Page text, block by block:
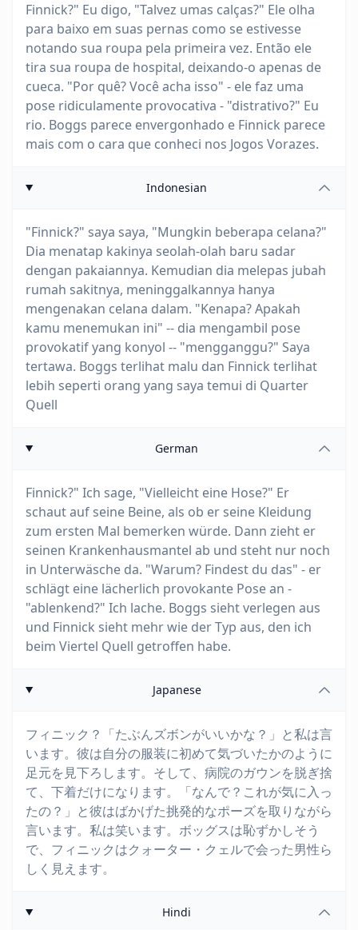
Finnick?" Eu digo, "Talvez umas calças?" Ele olha
para baixo em suas pernas como se estivesse
notando sua roupa pela primeira vez. Então ele
tira sua roupa de hospital, deixando-o apenas de
cueca. "Por quê? Você acha isso" - ele faz uma
pose ridiculamente provocativa - "distrativo?" Eu
rio. Boggs parece envergonhado e Finnick parece
mais com o cara que conheci nos Jogos Vorazes.
Indonesian
"Finnick?" saya saya, "Mungkin beberapa celana?"
Dia menatap kakinya seolah-olah baru sadar
dengan pakaiannya. Kemudian dia melepas jubah
rumah sakitnya, meninggalkannya hanya
mengenakan celana dalam. "Kenapa? Apakah
kamu menemukan ini" -- dia mengambil pose
provokatif yang konyol -- "mengganggu?" Saya
tertawa. Boggs terlihat malu dan Finnick terlihat
lebih seperti orang yang saya temui di Quarter
Quell
German
Finnick?" Ich sage, "Vielleicht eine Hose?" Er
schaut auf seine Beine, als ob er seine Kleidung
zum ersten Mal bemerken würde. Dann zieht er
seinen Krankenhausmantel ab und steht nur noch
in Unterwäsche da. "Warum? Findest du das" - er
schlägt eine lächerlich provokante Pose an -
"ablenkend?" Ich lache. Boggs sieht verlegen aus
und Finnick sieht mehr wie der Typ aus, den ich
beim Viertel Quell getroffen habe.
Japanese
フィニック？「たぶんズボンがいいかな？」と私は言
います。彼は自分の服装に初めて気づいたかのように
足元を見下ろします。そして、病院のガウンを脱ぎ捨
て、下着だけになります。「なんで？これが気に入っ
たの？」と彼はばかげた挑発的なポーズを取りながら
言います。私は笑います。ボッグスは恥ずかしそう
で、フィニックはクォーター・クェルで会った男性ら
しく見えます。
Hindi